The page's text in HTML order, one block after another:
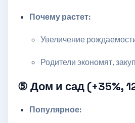
Почему растет:
Увеличение
Родители экономят,
⑤ Дом и сад (+35%,
Популярное: